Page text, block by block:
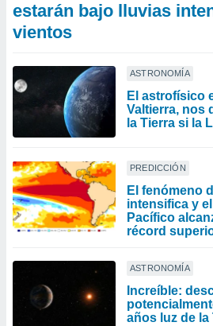
estarán bajo lluvias
vientos
ASTRONOMÍA
El astrofísico
Valtierra, nos
la Tierra si la
PREDICCIÓN
El fenómeno
intensifica y el
Pacífico
récord
ASTRONOMÍA
Increíble:
años luz de la